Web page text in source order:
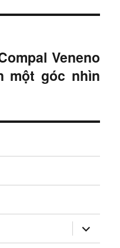
Veneno
một góc nhìn
mở
rộng
trình